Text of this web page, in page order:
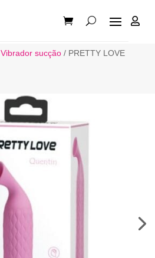

Vibrador sucção/ PRETTY LOVE